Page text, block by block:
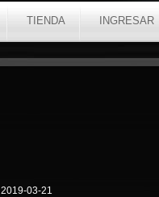
TIENDA INGRESAR
2019-03-21